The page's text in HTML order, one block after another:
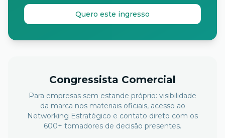
Quero este ingresso
Congressista Comercial
Para empresas sem estande próprio: visibilidade
da marca nos materiais oficiais, acesso ao
Networking Estratégico e contato direto com os
600+ tomadores de decisão presentes.